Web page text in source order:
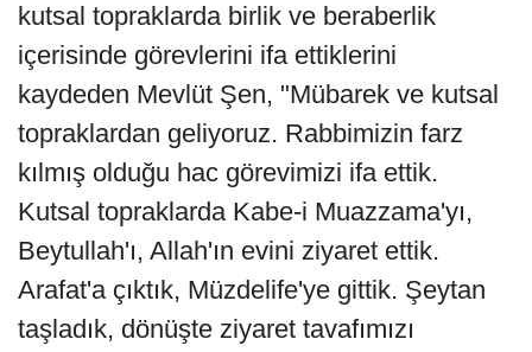
kutsal topraklarda birlik ve beraberlik
içerisinde görevlerini ifa ettiklerini
kaydeden Mevlüt Şen, "Mübarek ve kutsal
topraklardan geliyoruz. Rabbimizin farz
kılmış olduğu hac görevimizi ifa ettik.
Kutsal topraklarda Kabe-i Muazzama'yı,
Beytullah'ı, Allah'ın evini ziyaret ettik.
Arafat'a çıktık, Müzdelife'ye gittik. Şeytan
taşladık, dönüşte ziyaret tavafımızı